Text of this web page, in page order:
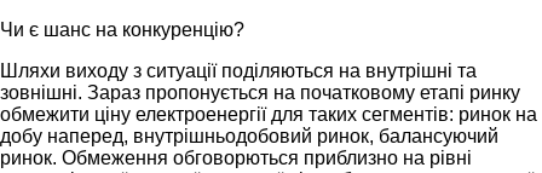
Чи є шанс на конкуренцію?
Шляхи виходу з ситуації поділяються на внутрішні та
зовнішні. Зараз пропонується на початковому етапі ринку
обмежити ціну електроенергії для таких сегментів: ринок на
добу наперед, внутрішньодобовий ринок, балансуючий
ринок. Обмеження обговорються приблизно на рівні